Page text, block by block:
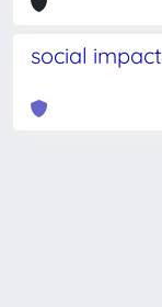
social impact